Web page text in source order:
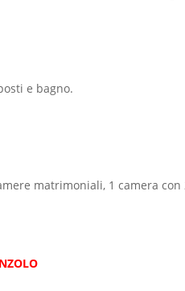
e bagno.
matrimoniali, 1 camera